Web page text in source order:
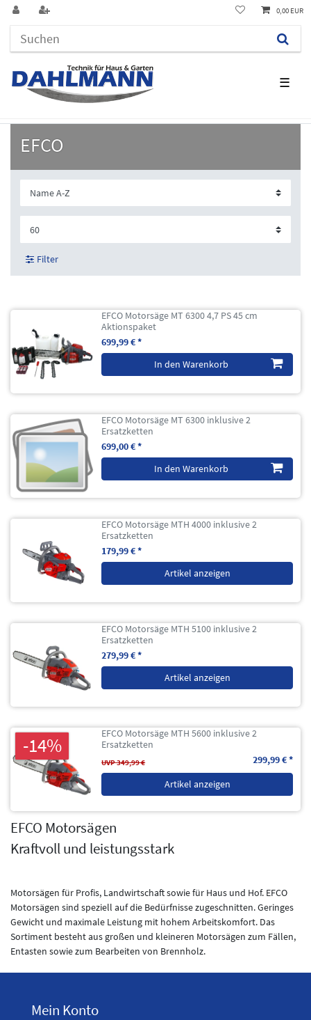
☰
0,00 EUR
EFCO
Filter
EFCO Motorsäge MT 6300 4,7 PS 45 cm
Aktionspaket
699,99 € *
In den Warenkorb
EFCO Motorsäge MT 6300 inklusive 2
Ersatzketten
699,00 € *
In den Warenkorb
EFCO Motorsäge MTH 4000 inklusive 2
Ersatzketten
179,99 € *
Artikel anzeigen
EFCO Motorsäge MTH 5100 inklusive 2
Ersatzketten
279,99 € *
Artikel anzeigen
-14%
EFCO Motorsäge MTH 5600 inklusive 2
Ersatzketten
UVP 349,99 €
299,99 € *
Artikel anzeigen
EFCO Motorsägen
Kraftvoll und leistungsstark
Motorsägen für Profis, Landwirtschaft sowie für Haus und Hof. EFCO
Motorsägen sind speziell auf die Bedürfnisse zugeschnitten. Geringes
Gewicht und maximale Leistung mit hohem Arbeitskomfort. Das
Sortiment besteht aus großen und kleineren Motorsägen zum Fällen,
Entasten sowie zum Bearbeiten von Brennholz.
Mein Konto